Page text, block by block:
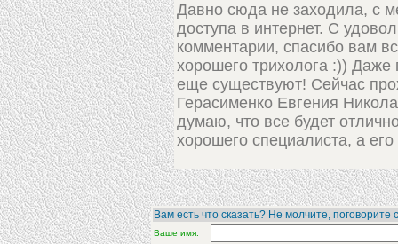
Давно сюда не заходила, с
доступа в интернет. С
комментарии, спасибо вам
хорошего трихолога :)) Даже
еще существуют! Сейчас
Герасименко Евгения
думаю, что все будет
хорошего специалиста, а
Вам есть что сказать? Не молчите, поговорите
Ваше имя: